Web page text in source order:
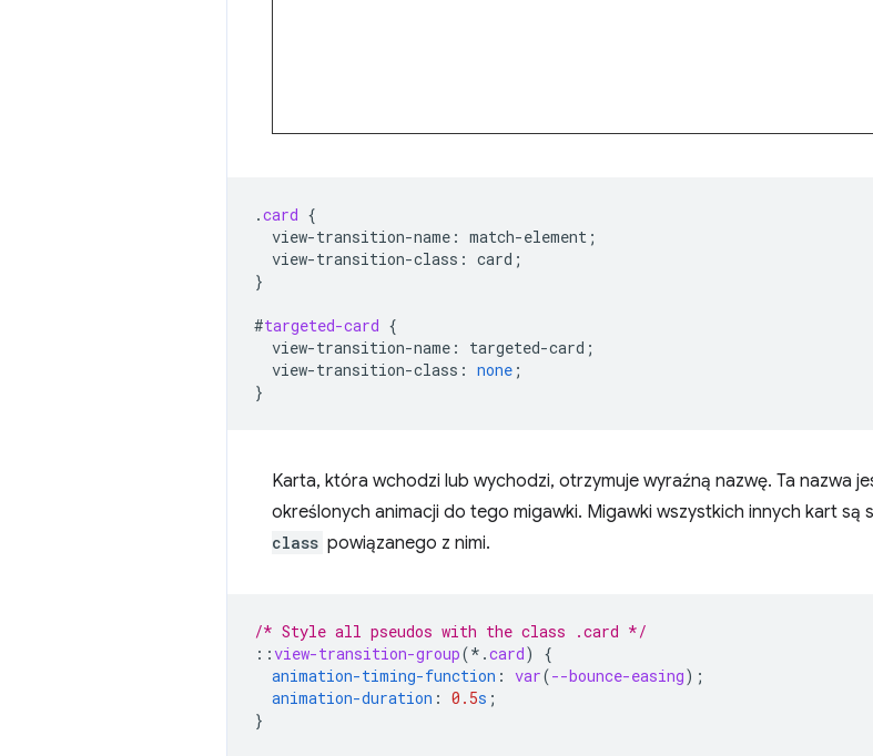
.card {
view-transition-name : match-element ;
view-transition-class : card ;
}
#targeted-card {
view-transition-name : targeted-card ;
view-transition-class : none ;
}
Karta, która wchodzi lub wychodzi, otrzymuje wyraźną nazwę. Ta nazwa
określonych animacji do tego migawki. Migawki wszystkich innych kart są
class powiązanego z nimi.
/* Style all pseudos with the class .card */
::view-transition-group(* .card)
{
animation-timing-function : var(--bounce-easing);
animation-duration : 0.5s ;
}